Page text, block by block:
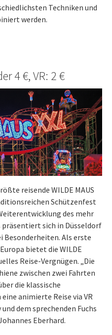
Techniken und
werden.
4 €, VR: 2 €
reisende WILDE MAUS
Schützenfest
des mehr
sich in Düsseldorf
Als erste
bietet die WILDE
Reise-Vergnügen. „Die
zwischen zwei Fahrten
die klassische
animierte Reise via VR
dem sprechenden Fuchs
Eberhard.